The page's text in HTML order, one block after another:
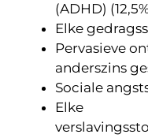
(ADHD)
Elke
Pervasieve
anderszins
Sociale
Elke